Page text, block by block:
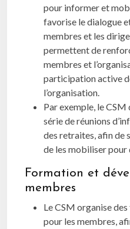
pour informer et
favorise le dialogue
membres et les
permettent de
membres et
participation active
l’organisation.
Par exemple, le CSM
série de réunions
des retraites, afin de
de les mobiliser
Formation et
membres
Le CSM organise
pour les membres,